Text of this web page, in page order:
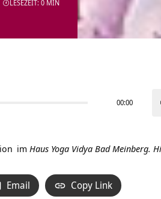
LESEZEIT: 0 MIN
00:00
im Haus Yoga Vidya Bad Meinberg.
Email Copy Link